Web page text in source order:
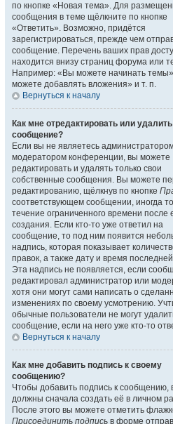
по кнопке «Новая тема». Для
сообщения в теме щёлкните по кнопке
«Ответить». Возможно, придётся
зарегистрироваться, прежде чем
сообщение. Перечень ваших прав
находится внизу страниц форума или
Например: «Вы можете начинать
можете добавлять вложения» и т. п.
Вернуться к началу
Как мне отредактировать или удалить
сообщение?
Если вы не являетесь
модератором конференции, вы можете
редактировать и удалять только свои
собственные сообщения. Вы можете
редактированию, щёлкнув по кнопке
соответствующем сообщении, иногда
течение ограниченного времени после
создания. Если кто-то уже ответил на
сообщение, то под ним появится
надпись, которая показывает
правок, а также дату и время
Эта надпись не появляется, если
редактировал администратор или
хотя они могут сами написать о
изменениях по своему усмотрению.
обычные пользователи не могут
сообщение, если на него уже кто-то
Вернуться к началу
Как мне добавить подпись к своему
сообщению?
Чтобы добавить подпись к сообщению,
должны сначала создать её в личном
После этого вы можете отметить
Присоединить подпись в форме